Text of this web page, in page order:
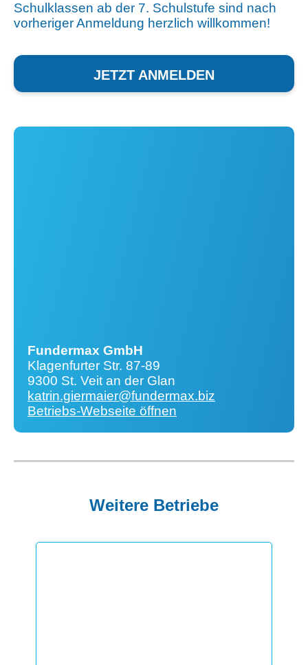
Schulklassen ab der 7. Schulstufe sind nach
vorheriger Anmeldung herzlich willkommen!
JETZT ANMELDEN
Fundermax GmbH
Klagenfurter Str. 87-89
9300 St. Veit an der Glan
katrin.giermaier@fundermax.biz
Betriebs-Webseite öffnen
Weitere Betriebe